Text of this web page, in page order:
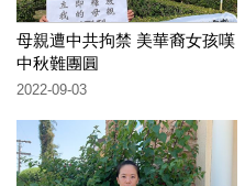
母親遭中共拘禁 美華裔女孩嘆
中秋難團圓
2022-09-03